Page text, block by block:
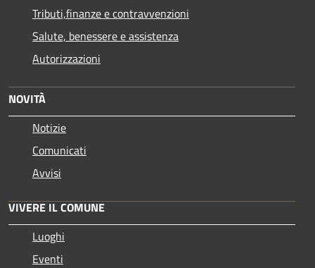
Tributi,finanze e contravvenzioni
Salute, benessere e assistenza
Autorizzazioni
NOVITÀ
Notizie
Comunicati
Avvisi
VIVERE IL COMUNE
Luoghi
Eventi